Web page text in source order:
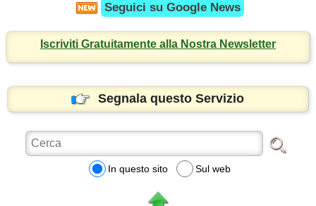
Seguici su Google News
Iscriviti Gratuitamente alla Nostra Newsletter
Segnala questo Servizio
In questo sito Sul web